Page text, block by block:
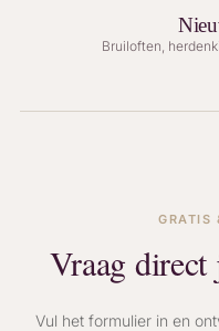
Bruiloften,
GRATIS
Vraag direct
Vul het formulier in en